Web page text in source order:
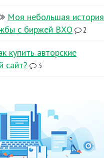
Моя небольшая история
с биржей ВХО
2
купить авторские
сайт?
3